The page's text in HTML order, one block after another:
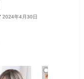
2024年4月30日